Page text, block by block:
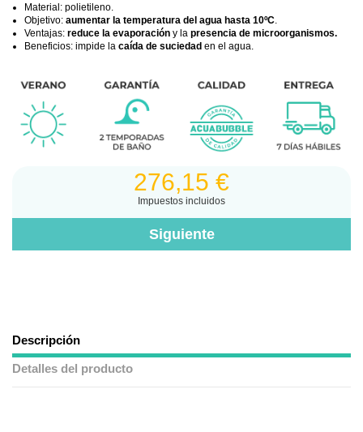
Material: polietileno.
Objetivo: aumentar la temperatura del agua hasta 10ºC
Ventajas: reduce la evaporación y la presencia de microorganismos.
Beneficios: impide la caída de suciedad en el agua.
276,15 €
Impuestos incluidos
Descripción
Detalles del producto